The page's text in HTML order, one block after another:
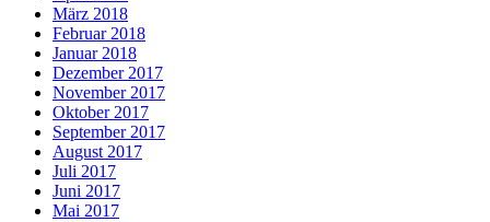
März 2018
Februar 2018
Januar 2018
Dezember 2017
November 2017
Oktober 2017
September 2017
August 2017
Juli 2017
Juni 2017
Mai 2017